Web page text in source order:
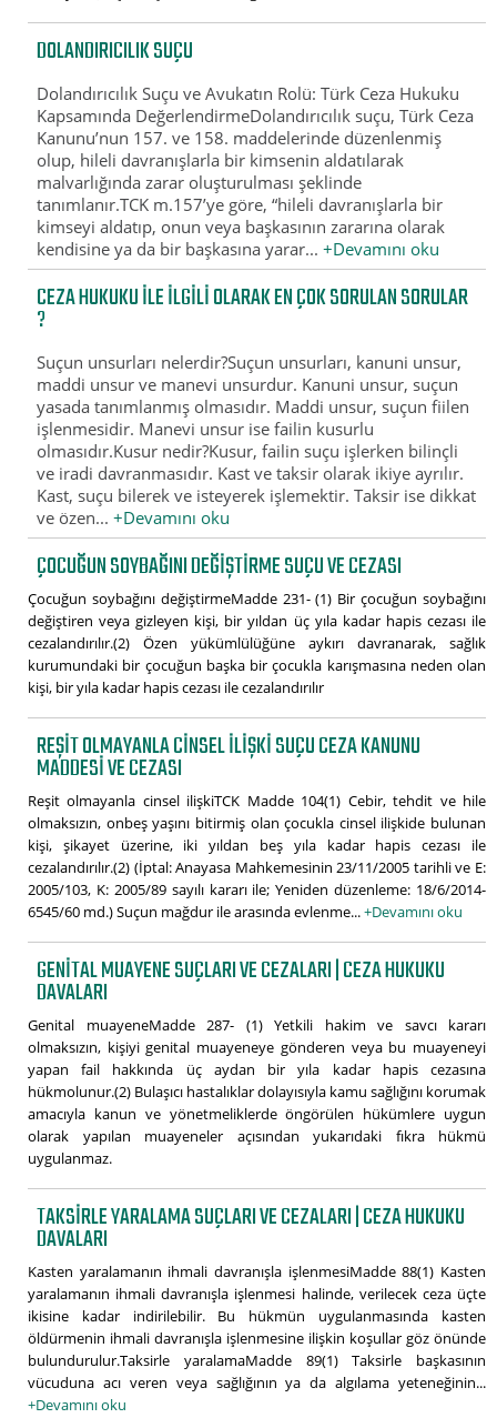
DOLANDIRICILIK SUÇU
Dolandırıcılık Suçu ve Avukatın Rolü: Türk Ceza Hukuku
Kapsamında DeğerlendirmeDolandırıcılık suçu, Türk Ceza
Kanunu’nun 157. ve 158. maddelerinde düzenlenmiş
olup, hileli davranışlarla bir kimsenin aldatılarak
malvarlığında zarar oluşturulması şeklinde
tanımlanır.TCK m.157’ye göre, “hileli davranışlarla bir
kimseyi aldatıp, onun veya başkasının zararına olarak
kendisine ya da bir başkasına yarar...+Devamını oku
CEZA HUKUKU ILE ILGILI OLARAK EN ÇOK SORULAN SORULAR
?
Suçun unsurları nelerdir?Suçun unsurları, kanuni unsur,
maddi unsur ve manevi unsurdur. Kanuni unsur, suçun
yasada tanımlanmış olmasıdır. Maddi unsur, suçun fiilen
işlenmesidir. Manevi unsur ise failin kusurlu
olmasıdır.Kusur nedir?Kusur, failin suçu işlerken bilinçli
ve iradi davranmasıdır. Kast ve taksir olarak ikiye ayrılır.
Kast, suçu bilerek ve isteyerek işlemektir. Taksir ise dikkat
ve özen...+Devamını oku
ÇOCUĞUN SOYBAĞINI DEĞIŞTIRME SUÇU VE CEZASI
Çocuğun soybağını değiştirmeMadde 231- (1) Bir çocuğun soybağını
değiştiren veya gizleyen kişi, bir yıldan üç yıla kadar hapis cezası ile
cezalandırılır.(2) Özen yükümlülüğüne aykırı davranarak, sağlık
kurumundaki bir çocuğun başka bir çocukla karışmasına neden olan
kişi, bir yıla kadar hapis cezası ile cezalandırılır
REŞIT OLMAYANLA CINSEL ILIŞKI SUÇU CEZA KANUNU
MADDESI VE CEZASI
Reşit olmayanla cinsel ilişkiTCK Madde 104(1) Cebir, tehdit ve hile
olmaksızın, onbeş yaşını bitirmiş olan çocukla cinsel ilişkide bulunan
kişi, şikayet üzerine, iki yıldan beş yıla kadar hapis cezası ile
cezalandırılır.(2) (İptal: Anayasa Mahkemesinin 23/11/2005 tarihli ve E:
2005/103, K: 2005/89 sayılı kararı ile; Yeniden düzenleme: 18/6/2014-
6545/60 md.) Suçun mağdur ile arasında evlenme...+Devamını oku
GENITAL MUAYENE SUÇLARI VE CEZALARI | CEZA HUKUKU
DAVALARI
Genital muayeneMadde 287- (1) Yetkili hakim ve savcı kararı
olmaksızın, kişiyi genital muayeneye gönderen veya bu muayeneyi
yapan fail hakkında üç aydan bir yıla kadar hapis cezasına
hükmolunur.(2) Bulaşıcı hastalıklar dolayısıyla kamu sağlığını korumak
amacıyla kanun ve yönetmeliklerde öngörülen hükümlere uygun
olarak yapılan muayeneler açısından yukarıdaki fıkra hükmü
uygulanmaz.
TAKSIRLE YARALAMA SUÇLARI VE CEZALARI | CEZA HUKUKU
DAVALARI
Kasten yaralamanın ihmali davranışla işlenmesiMadde 88(1) Kasten
yaralamanın ihmali davranışla işlenmesi halinde, verilecek ceza üçte
ikisine kadar indirilebilir. Bu hükmün uygulanmasında kasten
öldürmenin ihmali davranışla işlenmesine ilişkin koşullar göz önünde
bulundurulur.Taksirle yaralamaMadde 89(1) Taksirle başkasının
vücuduna acı veren veya sağlığının ya da algılama yeteneğinin...
+Devamını oku